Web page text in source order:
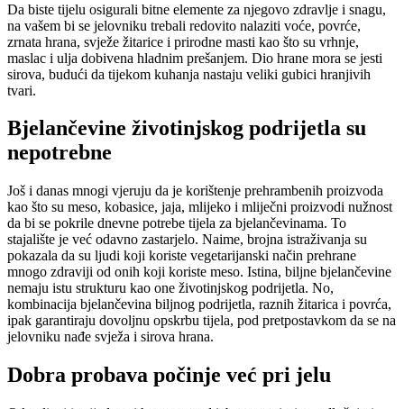
Da biste tijelu osigurali bitne elemente za njegovo zdravlje i snagu,
na vašem bi se jelovniku trebali redovito nalaziti voće, povrće,
zrnata hrana, svježe žitarice i prirodne masti kao što su vrhnje,
maslac i ulja dobivena hladnim prešanjem. Dio hrane mora se jesti
sirova, budući da tijekom kuhanja nastaju veliki gubici hranjivih
tvari.
Bjelančevine životinjskog podrijetla su
nepotrebne
Još i danas mnogi vjeruju da je korištenje prehrambenih proizvoda
kao što su meso, kobasice, jaja, mlijeko i mliječni proizvodi nužnost
da bi se pokrile dnevne potrebe tijela za bjelančevinama. To
stajalište je već odavno zastarjelo. Naime, brojna istraživanja su
pokazala da su ljudi koji koriste vegetarijanski način prehrane
mnogo zdraviji od onih koji koriste meso. Istina, biljne bjelančevine
nemaju istu strukturu kao one životinjskog podrijetla. No,
kombinacija bjelančevina biljnog podrijetla, raznih žitarica i povrća,
ipak garantiraju dovoljnu opskrbu tijela, pod pretpostavkom da se na
jelovniku nađe svježa i sirova hrana.
Dobra probava počinje već pri jelu